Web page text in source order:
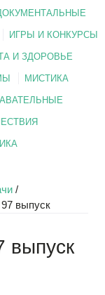
ИГРЫ И КОНКУРСЫ
И ЗДОРОВЬЕ
МИСТИКА
/
97 выпуск
выпуск